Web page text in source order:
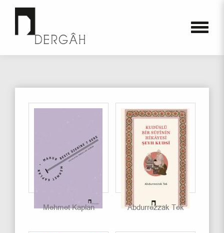
Mehmet Kaplan Abdurrezzak Tek